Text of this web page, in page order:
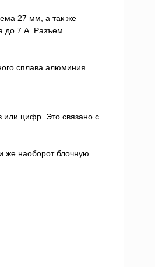
27 мм, а так же
до 7 А. Разъем
сплава алюминия
или цифр. Это связано с
же наоборот блочную